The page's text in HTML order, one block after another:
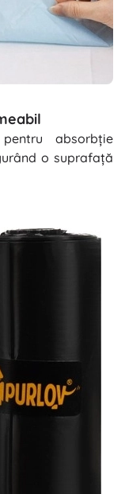
absorbție
o suprafață